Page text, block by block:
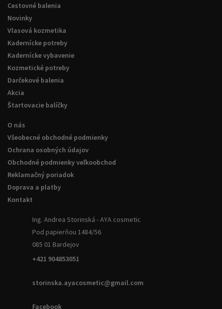
Cestovné balenia
Novinky
Vlasová kozmetika
Kadernícke potreby
Kadernícke vybavenie
Kozmetické potreby
Darčekové balenia
Akcia
Štartovacie balíčky
O nás
Všeobecné obchodné podmienky
Ochrana osobných údajov
Obchodné podmienky veľkoobchod
Reklamačný poriadok
Doprava a platby
Kontakt
Ing. Andrea Storinská - AYA cosmetic
Pod papierňou 1484/56
085 01 Bardejov
+421 904853051
storinska.ayacosmetic@gmail.com
Facebook